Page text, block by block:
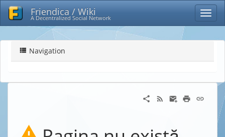
Friendica / Wiki
A Decentralized Social Network
Navigation